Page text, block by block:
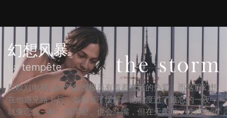
幻想风暴
La tempête
里欧对电视上的气象预报员有着着魔般的热爱，而这股幻想
在他遇见路卡后，似乎有了缓解。他们度过了难忘的一夜，
就像恋人一样，很亲密、也会斗嘴，但在天亮后，彼此之间